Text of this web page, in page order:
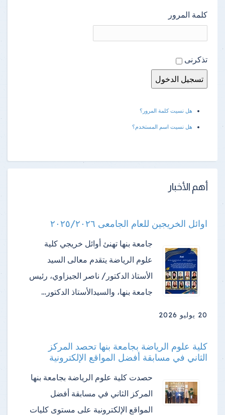
كلمة المرور
تذكرنى
هل نسيت كلمة المرور؟
هل نسيت اسم المستخدم؟
أهم الأخبار
اوائل الخريجين للعام الجامعى ٢٠٢٥/٢٠٢٦
جامعة بنها تهنئ أوائل خريجي كلية
علوم الرياضة ​يتقدم معالى السيد
الأستاذ الدكتور/ ناصر الجيزاوي، رئيس
جامعة بنها، والسيدالأستاذ الدكتور…
20 يوليو 2026
كلية علوم الرياضة بجامعة بنها تحصد المركز
الثاني في مسابقة أفضل المواقع الإلكترونية
حصدت كلية علوم الرياضة بجامعة بنها
المركز الثاني في مسابقة أفضل
المواقع الإلكترونية على مستوى كليات